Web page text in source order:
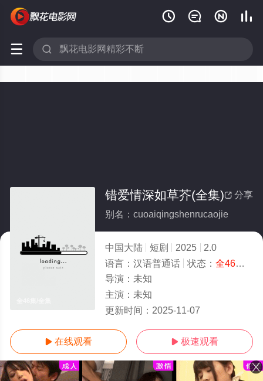
   
 
 分享
错爱情深如草芥(全集)
别名：cuoaiqingshenrucaojie
中国大陆 短剧 2025
2.0
语言： 汉语普通话 状态： 全46集
导演： 未知
主演： 未知
更新时间： 2025-11-07
 在线观看  极速观看